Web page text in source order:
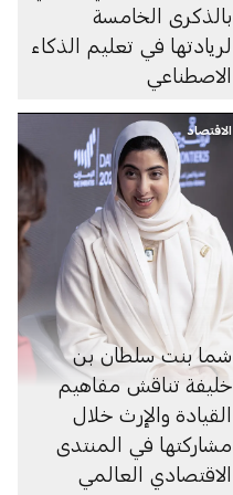
بالذكرى الخامسة
لريادتها في تعليم الذكاء
الاصطناعي
الاقتصاد
شما بنت سلطان بن
خليفة تناقش مفاهيم
القيادة والإرث خلال
مشاركتها في المنتدى
الاقتصادي العالمي